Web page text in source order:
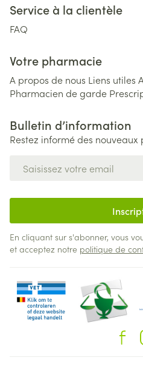
Service à la clientèle
FAQ
Votre pharmacie
A propos de nous Liens utiles
Pharmacien de garde
Bulletin d’information
Restez informé des
En cliquant sur s'abonner, vous
et acceptez notre politique de